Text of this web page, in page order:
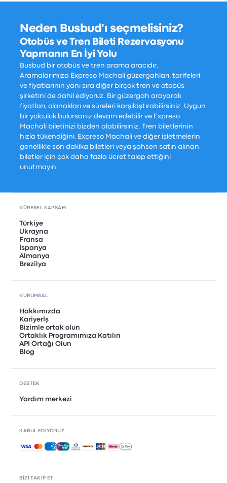
Neden Busbud'ı seçmelisiniz?
Otobüs ve Tren Bileti Rezervasyonu
Yapmanın En İyi Yolu
Busbud bir otobüs ve tren arama aracıdır.
Aramalarımıza Expreso Machali güzergahları, tarifeleri
ve fiyatlarının yanı sıra diğer birçok tren ve otobüs
şirketini de dahil ediyoruz. Bir güzergah arayarak
fiyatları, olanakları ve süreleri karşılaştırabilirsiniz. Uygun
bir yolculuk bulursanız devam edebilir ve Expreso
Machali biletinizi bizden alabilirsiniz. Tren biletlerinin
hızla tükendiğini, Expreso Machali ve diğer işletmelerin
genellikle son dakika biletleri veya şahsen satın alınan
biletler için çok daha fazla ücret talep ettiğini
unutmayın.
BIZI TAKIP ET
KÜRESEL KAPSAM
Türkiye
Ukrayna
Fransa
İspanya
Almanya
Brezilya
KURUMSAL
Hakkımızda
Kariyerİş
Bizimle ortak olun
Ortaklık Programımıza Katılın
API Ortağı Olun
Blog
DESTEK
Yardım merkezi
KABUL EDIYORUZ
Kabul edilen ödemeler